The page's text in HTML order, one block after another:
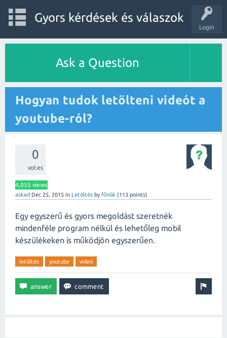
Login
Gyors kérdések és válaszok
Ask a Question
Hogyan tudok letölteni videót a
youtube-ról?
0
votes
4,055 views
asked Dec 25, 2015 in Letöltés byfőnök (113 points)
Egy egyszerű és gyors megoldást szeretnék
mindenféle program nélkül és lehetőleg mobil
készülékeken is működjön egyszerűen.
letöltés youtube videó